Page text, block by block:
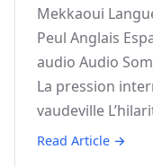
Mekkaoui
Peul Anglais
audio Audio
La pression
vaudeville
Read Article →